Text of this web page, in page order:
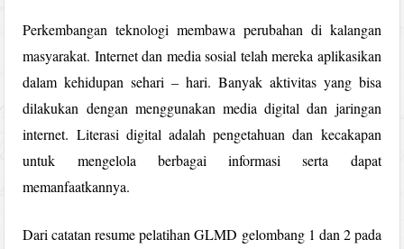
Perkembangan teknologi membawa perubahan di kalangan
masyarakat. Internet dan media sosial telah mereka aplikasikan
dalam kehidupan sehari – hari. Banyak aktivitas yang bisa
dilakukan dengan menggunakan media digital dan jaringan
internet. Literasi digital adalah pengetahuan dan kecakapan
untuk mengelola berbagai informasi serta dapat
memanfaatkannya.
Dari catatan resume pelatihan GLMD gelombang 1 dan 2 pada